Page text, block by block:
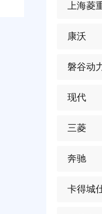
上海菱
康沃
磐谷动
现代
三菱
奔驰
卡得城